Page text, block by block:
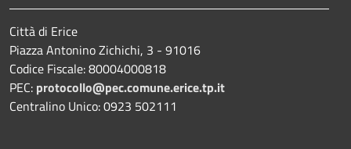
Città di Erice
Piazza Antonino Zichichi, 3 - 91016
Codice Fiscale: 80004000818
PEC: protocollo@pec.comune.erice.tp.it
Centralino Unico: 0923 502111